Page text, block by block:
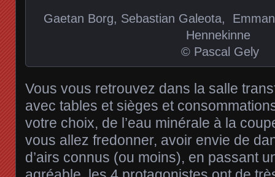
Gaetan Borg, Sebastian Galeota,
Hennekinne
© Pascal Gely
Vous vous retrouvez dans la salle
avec tables et sièges et
votre choix, de l’eau minérale à la
vous allez fredonner, avoir envie de
d’airs connus (ou moins), en passant